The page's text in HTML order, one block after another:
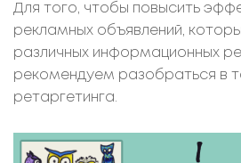
Для того, чтобы повысить
рекламных объявлений,
различных информационных
рекомендуем разобраться в
ретаргетинга.